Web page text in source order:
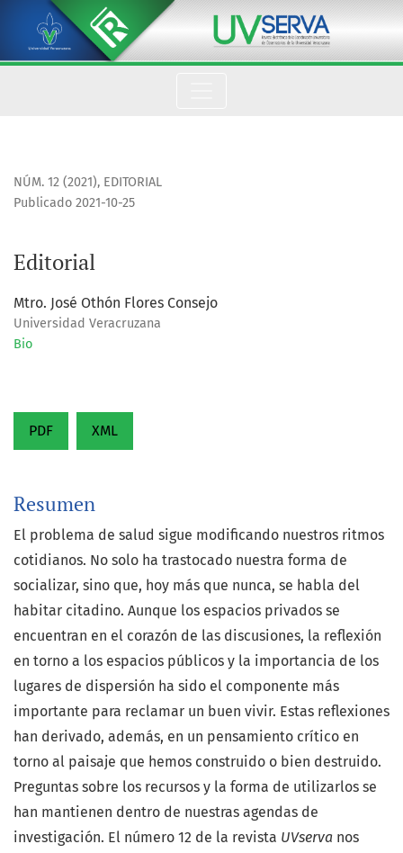
Editorial
NÚM. 12 (2021), EDITORIAL
Editorial
Publicado 2021-10-25
Mtro. José Othón Flores Consejo
Universidad Veracruzana
Bio
PDF XML
Resumen
El problema de salud sigue modificando nuestros ritmos
cotidianos. No solo ha trastocado nuestra forma de
socializar, sino que, hoy más que nunca, se habla del
habitar citadino. Aunque los espacios privados se
encuentran en el corazón de las discusiones, la reflexión
en torno a los espacios públicos y la importancia de los
lugares de dispersión ha sido el componente más
importante para reclamar un buen vivir. Estas reflexiones
han derivado, además, en un pensamiento crítico en
torno al paisaje que hemos construido o bien destruido.
Preguntas sobre los recursos y la forma de utilizarlos se
han mantienen dentro de nuestras agendas de
investigación. El número 12 de la revista UVserva nos